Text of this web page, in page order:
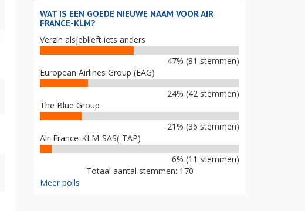
WAT IS EEN GOEDE NIEUWE NAAM VOOR AIR
FRANCE-KLM?
Verzin alsjeblieft iets anders
47% (81 stemmen)
European Airlines Group (EAG)
24% (42 stemmen)
The Blue Group
21% (36 stemmen)
Air-France-KLM-SAS(-TAP)
6% (11 stemmen)
Totaal aantal stemmen: 170
Meer polls